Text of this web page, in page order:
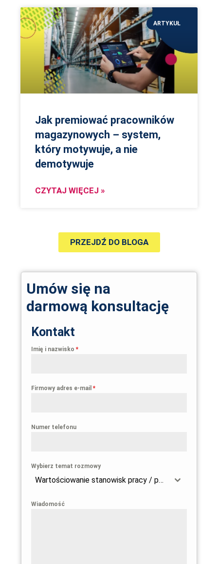
ARTYKUŁ
Jak premiować pracowników
magazynowych – system,
który motywuje, a nie
demotywuje
CZYTAJ WIĘCEJ »
PRZEJDŹ DO BLOGA
Umów się na
darmową konsultację
Kontakt
Imię i nazwisko*
Firmowy adres e-mail*
Numer telefonu
Wybierz temat rozmowy
Wartościowanie stanowisk pracy / przygotowanie firmy do wdrożenia dyrektywy 2023/970
Wiadomość